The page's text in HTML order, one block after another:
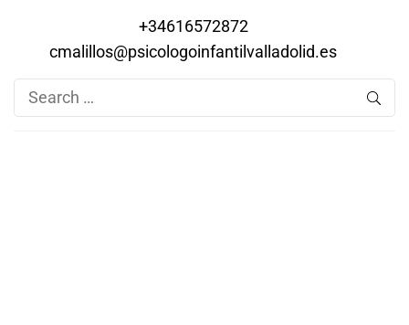
+34616572872
cmalillos@psicologoinfantilvalladolid.es
Search
for: